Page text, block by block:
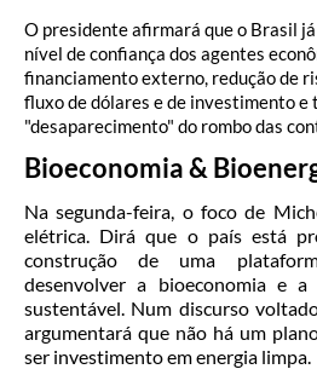
O presidente afirmará que o Brasil
nível de confiança dos agentes
financiamento externo, redução de
fluxo de dólares e de investimento e
"desaparecimento" do rombo das
Bioeconomia &
Na segunda-feira, o foco de
elétrica. Dirá que o país está
construção de uma
desenvolver a bioeconomia e a
sustentável. Num discurso
argumentará que não há um
ser investimento em energia limpa.